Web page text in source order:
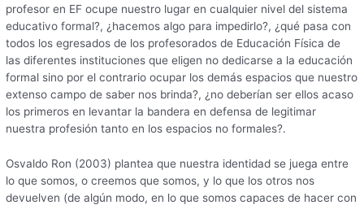
profesor en EF ocupe nuestro lugar en cualquier nivel del sistema
educativo formal?, ¿hacemos algo para impedirlo?, ¿qué pasa con
todos los egresados de los profesorados de Educación Física de
las diferentes instituciones que eligen no dedicarse a la educación
formal sino por el contrario ocupar los demás espacios que nuestro
extenso campo de saber nos brinda?, ¿no deberían ser ellos acaso
los primeros en levantar la bandera en defensa de legitimar
nuestra profesión tanto en los espacios no formales?.
Osvaldo Ron (2003) plantea que nuestra identidad se juega entre
lo que somos, o creemos que somos, y lo que los otros nos
devuelven (de algún modo, en lo que somos capaces de hacer con